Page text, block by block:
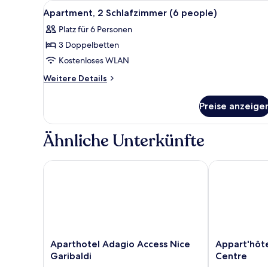
Alle
Fotos
für
Apartment,
2 Schlafzimmer
(6
Ein Hotelzimmer mit einer
9
Apartment, 2 Schlafzimmer (6 people)
Platz für 6 Personen
3 Doppelbetten
Kostenloses WLAN
Weitere Details
Weitere
2 Schlafzimmer
(6
people)
Preise
Ähnliche Unterkünfte
Aparthotel
Adagio
Aparthotel Adagio Access Nice
Garibaldi
Aparthotel Adagio Access Nice Garibaldi
Appart'hôtel
Odalys
Centre
Appart'hôtel